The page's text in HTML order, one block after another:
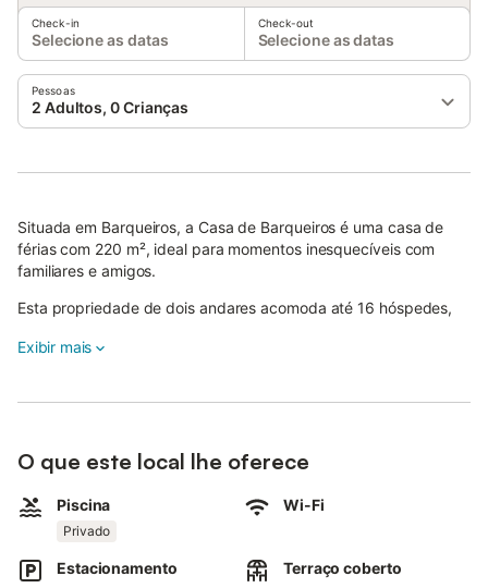
Check-in
Selecione as datas
Check-out
Selecione as datas
Pessoas
2 Adultos, 0 Crianças
Situada em Barqueiros, a Casa de Barqueiros é uma casa de
férias com 220 m², ideal para momentos inesquecíveis com
familiares e amigos.
Esta propriedade de dois andares acomoda até 16 hóspedes,
brinquedos e livros partilhados.
No exterior, os hóspedes podem usufruir de um espaço privado
com piscina, jardim, terraço coberto e churrasqueira.
Um duche exterior proporciona maior comodidade para
Exibir mais
O que este local lhe oferece
Piscina
Privado
Wi-Fi
Estacionamento Terraço coberto